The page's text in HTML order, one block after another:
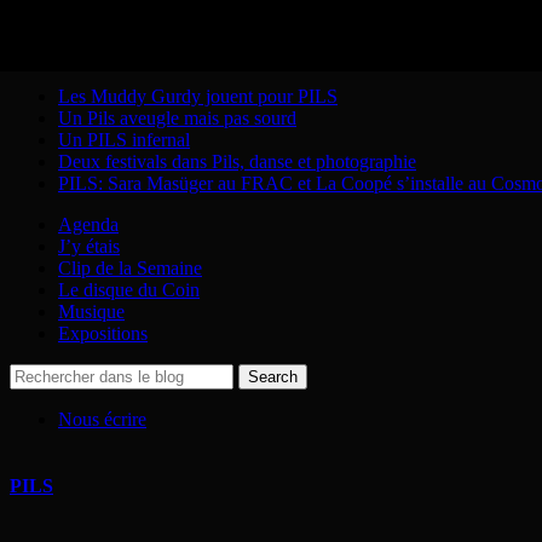
Les Muddy Gurdy jouent pour PILS
Un Pils aveugle mais pas sourd
Un PILS infernal
Deux festivals dans Pils, danse et photographie
PILS: Sara Masüger au FRAC et La Coopé s’installe au
Agenda
J’y étais
Clip de la Semaine
Le disque du Coin
Musique
Expositions
Nous écrire
PILS